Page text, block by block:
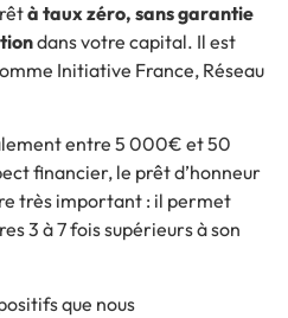
à taux zéro, sans garantie
dans votre capital. Il est
Initiative France, Réseau
entre 5 000€ et 50
financier, le prêt d’honneur
très important : il permet
3 à 7 fois supérieurs à son
que nous